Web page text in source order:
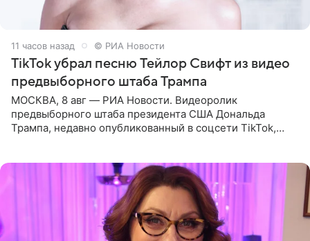
11 часов назад © РИА Новости
TikTok убрал песню Тейлор Свифт из видео
предвыборного штаба Трампа
МОСКВА, 8 авг — РИА Новости. Видеоролик
предвыборного штаба президента США Дональда
Трампа, недавно опубликованный в соцсети TikTok,